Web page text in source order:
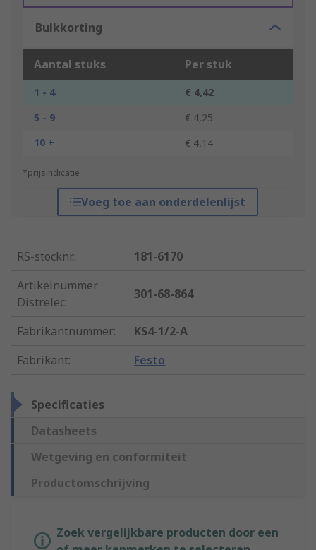
Bulkkorting
Aantal stuks Per stuk
1 - 4
€ 4,42
5 - 9
€ 4,25
10 +
€ 4,14
*prijsindicatie
Voeg toe aan onderdelenlijst
RS-stocknr.:
181-6170
Artikelnummer
Distrelec:
301-68-864
Fabrikantnummer:
KS4-1/2-A
Fabrikant: Festo
Specificaties
Datasheets
Wetgeving en conformiteit
Productomschrijving
Zoek vergelijkbare producten door een